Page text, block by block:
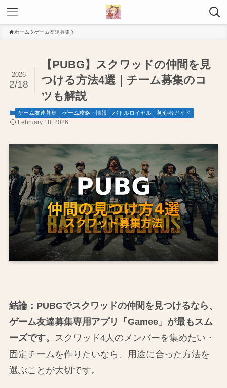
ホーム ゲーム友達募集
【PUBG】スクワッドの仲間を見
つける方法4選｜チーム募集のコ
ツも解説
2026
2/18
ゲーム友達募集 ゲーム攻略・情報 バトルロイヤル 初心者ガイド
February 18, 2026
結論：PUBGでスクワッドの仲間を見つけるなら、
ゲーム友達募集専用アプリ「Gamee」が最もスム
ーズです。 スクワッド4人のメンバーを集めたい・
固定チームを作りたいなら、用途に合った方法を
選ぶことが大切です。